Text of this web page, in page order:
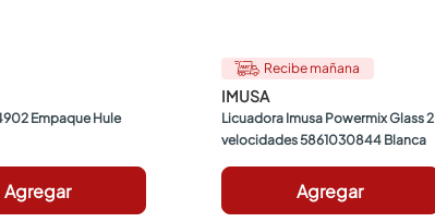
Empaque Hule
Agregar
Recibe mañana
IMUSA
Licuadora Imusa Powermix Glass 2
velocidades 5861030844 Blanca
Agregar